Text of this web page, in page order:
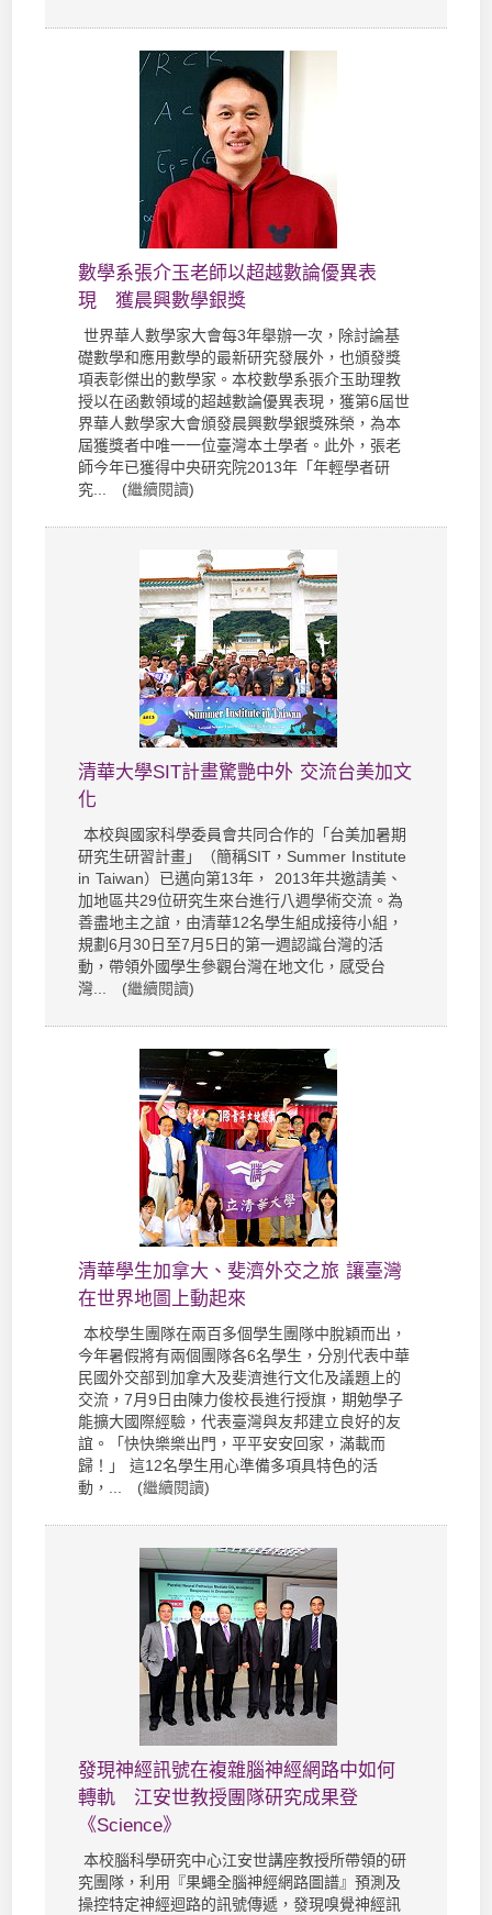
數學系張介玉老師以超越數論優異表
現 獲晨興數學銀獎
世界華人數學家大會每3年舉辦一次，除討論基
礎數學和應用數學的最新研究發展外，也頒發獎
項表彰傑出的數學家。本校數學系張介玉助理教
授以在函數領域的超越數論優異表現，獲第6屆世
界華人數學家大會頒發晨興數學銀獎殊榮，為本
屆獲獎者中唯一一位臺灣本土學者。此外，張老
師今年已獲得中央研究院2013年「年輕學者研
究... (繼續閱讀)
清華大學SIT計畫驚艷中外 交流台美加文
化
本校與國家科學委員會共同合作的「台美加暑期
研究生研習計畫」（簡稱SIT，Summer Institute
in Taiwan）已邁向第13年， 2013年共邀請美、
加地區共29位研究生來台進行八週學術交流。為
善盡地主之誼，由清華12名學生組成接待小組，
規劃6月30日至7月5日的第一週認識台灣的活
動，帶領外國學生參觀台灣在地文化，感受台
灣... (繼續閱讀)
清華學生加拿大、斐濟外交之旅 讓臺灣
在世界地圖上動起來
本校學生團隊在兩百多個學生團隊中脫穎而出，
今年暑假將有兩個團隊各6名學生，分別代表中華
民國外交部到加拿大及斐濟進行文化及議題上的
交流，7月9日由陳力俊校長進行授旗，期勉學子
能擴大國際經驗，代表臺灣與友邦建立良好的友
誼。「快快樂樂出門，平平安安回家，滿載而
歸！」 這12名學生用心準備多項具特色的活
動，... (繼續閱讀)
發現神經訊號在複雜腦神經網路中如何
轉軌 江安世教授團隊研究成果登
《Science》
本校腦科學研究中心江安世講座教授所帶領的研
究團隊，利用『果蠅全腦神經網路圖譜』預測及
操控特定神經迴路的訊號傳遞，發現嗅覺神經訊